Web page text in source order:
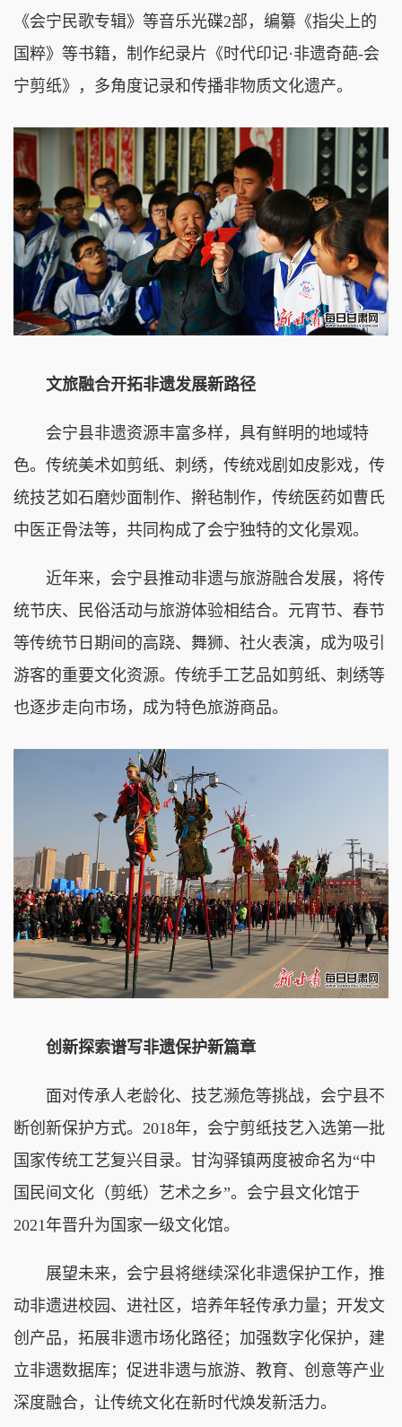
《会宁民歌专辑》等音乐光碟2部，编纂《指尖上的
国粹》等书籍，制作纪录片《时代印记·非遗奇葩-会
宁剪纸》，多角度记录和传播非物质文化遗产。
文旅融合开拓非遗发展新路径
会宁县非遗资源丰富多样，具有鲜明的地域特
色。传统美术如剪纸、刺绣，传统戏剧如皮影戏，传
统技艺如石磨炒面制作、擀毡制作，传统医药如曹氏
中医正骨法等，共同构成了会宁独特的文化景观。
近年来，会宁县推动非遗与旅游融合发展，将传
统节庆、民俗活动与旅游体验相结合。元宵节、春节
等传统节日期间的高跷、舞狮、社火表演，成为吸引
游客的重要文化资源。传统手工艺品如剪纸、刺绣等
也逐步走向市场，成为特色旅游商品。
创新探索谱写非遗保护新篇章
面对传承人老龄化、技艺濒危等挑战，会宁县不
断创新保护方式。2018年，会宁剪纸技艺入选第一批
国家传统工艺复兴目录。甘沟驿镇两度被命名为“中
国民间文化（剪纸）艺术之乡”。会宁县文化馆于
2021年晋升为国家一级文化馆。
展望未来，会宁县将继续深化非遗保护工作，推
动非遗进校园、进社区，培养年轻传承力量；开发文
创产品，拓展非遗市场化路径；加强数字化保护，建
立非遗数据库；促进非遗与旅游、教育、创意等产业
深度融合，让传统文化在新时代焕发新活力。